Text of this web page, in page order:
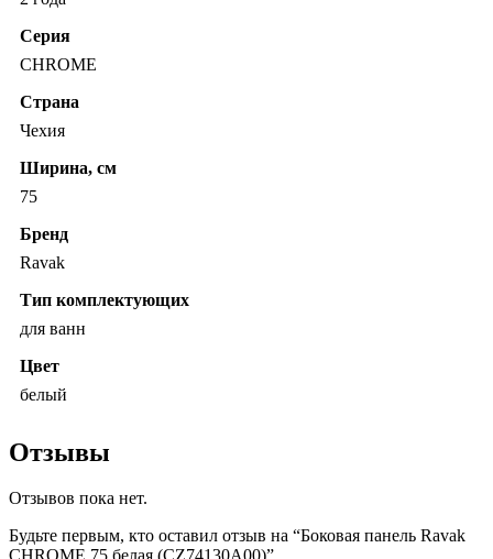
Серия
CHROME
Страна
Чехия
Ширина, см
75
Бренд
Ravak
Тип комплектующих
для ванн
Цвет
белый
Отзывы
Отзывов пока нет.
Будьте первым, кто оставил отзыв на “Боковая панель Ravak